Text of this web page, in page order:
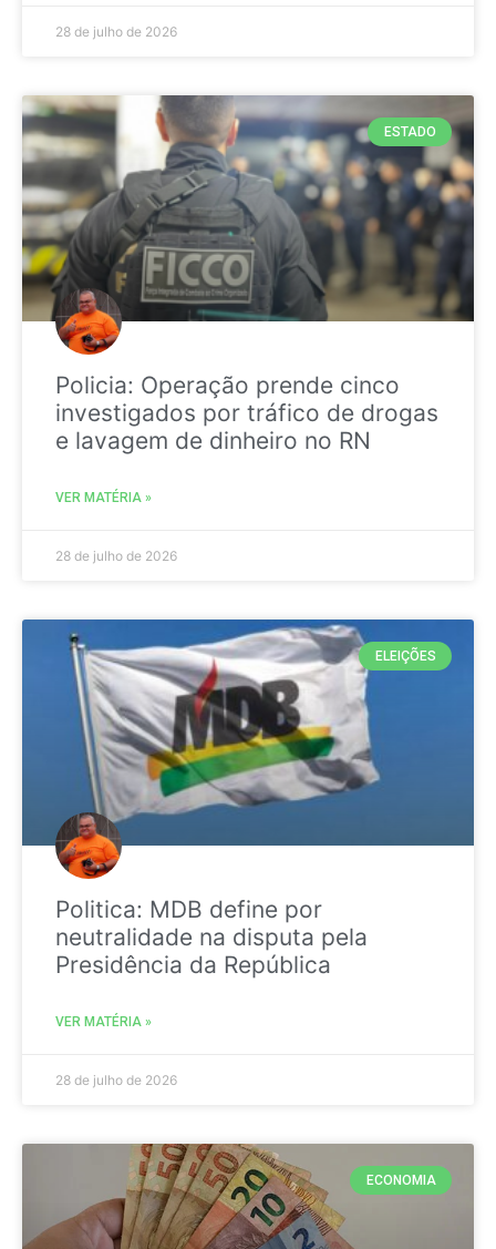
28 de julho de 2026
ESTADO
Policia: Operação prende cinco
investigados por tráfico de drogas
e lavagem de dinheiro no RN
VER MATÉRIA »
28 de julho de 2026
ELEIÇÕES
Politica: MDB define por
neutralidade na disputa pela
Presidência da República
VER MATÉRIA »
28 de julho de 2026
ECONOMIA